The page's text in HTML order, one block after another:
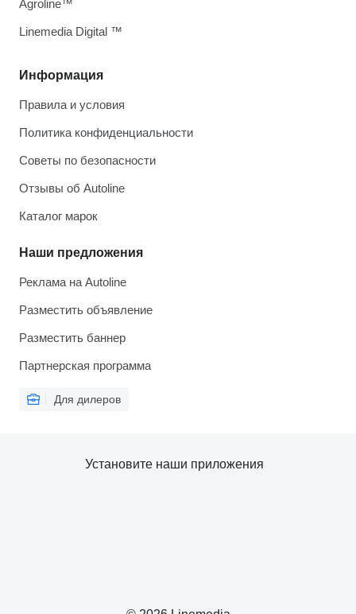
Информация
Правила и условия
Политика конфиденциальности
Советы по безопасности
Отзывы об Autoline
Каталог марок
Наши предложения
Реклама на Autoline
Разместить объявление
Разместить баннер
Партнерская программа
Для дилеров
Agroline™
Linemedia Digital ™
Установите наши приложения